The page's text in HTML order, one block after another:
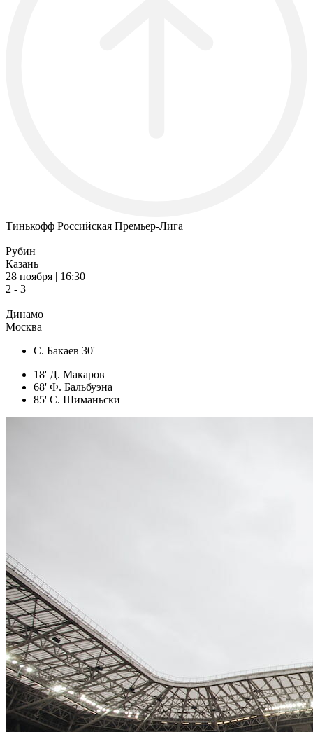
Тинькофф Российская Премьер-Лига
Рубин
Казань
28 ноября | 16:30
2 - 3
Динамо
Москва
С. Бакаев 30'
18' Д. Макаров
68' Ф. Бальбуэна
85' С. Шиманьски